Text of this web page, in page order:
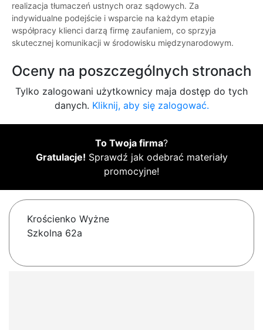
realizacja tłumaczeń ustnych oraz sądowych. Za
indywidualne podejście i wsparcie na każdym etapie
współpracy klienci darzą firmę zaufaniem, co sprzyja
skutecznej komunikacji w środowisku międzynarodowym.
Oceny na poszczególnych stronach
Tylko zalogowani użytkownicy maja dostęp do tych
danych. Kliknij, aby się zalogować.
To Twoja firma?
Gratulacje! Sprawdź jak odebrać materiały
promocyjne!
Krościenko Wyżne
Szkolna 62a